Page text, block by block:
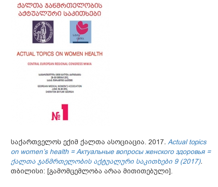
საქართველოს ექიმ ქალთა ასოციაცია. 2017.Actual topics
on women’s health = Актуальные вопросы женского здоровья =
ქალთა ჯანმრთელობის აქტუალური საკითხები 9 (2017).
თბილისი: [გამომცემლობა არაა მითითებული].